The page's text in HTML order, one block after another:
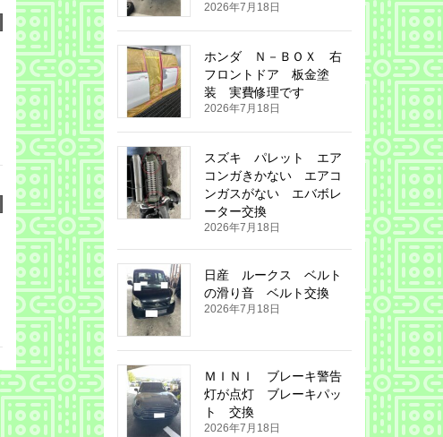
2026年7月18日
ホンダ Ｎ－ＢＯＸ 右
フロントドア 板金塗
装 実費修理です
2026年7月18日
スズキ パレット エア
コンガきかない エアコ
ンガスがない エバボレ
ーター交換
2026年7月18日
日産 ルークス ベルト
の滑り音 ベルト交換
2026年7月18日
ＭＩＮＩ ブレーキ警告
灯が点灯 ブレーキパッ
ト 交換
2026年7月18日